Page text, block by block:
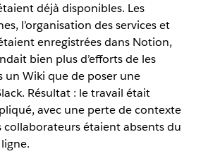
déjà disponibles. Les
l’organisation des services et
enregistrées dans Notion,
bien plus d’efforts de les
un Wiki que de poser une
Résultat : le travail était
avec une perte de contexte
collaborateurs étaient absents du